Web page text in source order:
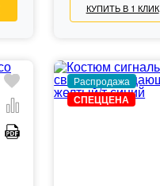
КУПИТЬ В 1 КЛИК
Распродажа
СПЕЦЦЕНА